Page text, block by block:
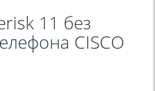
11 без
CISCO